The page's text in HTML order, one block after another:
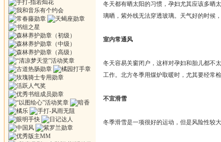
冬天都有晒太阳的习惯，孕妇尤其应该多晒
璃晒，紫外线无法穿透玻璃。天气好的时候
室内常通风
冬天容易关窗闭户，这样对孕妇和胎儿都不
工作。北方冬季用煤炉取暖时，尤其要经常
不宜滑雪
冬季滑雪是一项很好的运动，但是风险性较